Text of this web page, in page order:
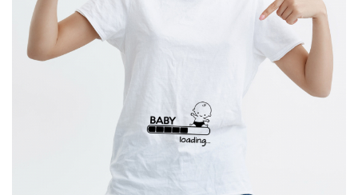
Tricouri Diverse
Tricouri Azi esti Tanar si maine...
Tricouri Motivationale
Tricouri Animalute